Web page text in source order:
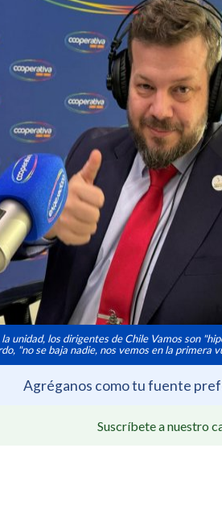
unidad, los dirigentes de Chile Vamos son
"no se baja nadie, nos vemos en la primera
Agréganos como tu fuente
Suscríbete a nuestro